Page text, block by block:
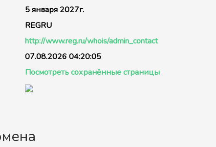
5 января 2027г.
REGRU
http://www.reg.ru/whois/admin_contact
07.08.2026 04:20:05
Посмотреть сохранённые страницы